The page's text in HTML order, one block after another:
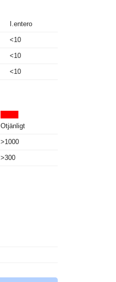
I.entero
<10
<10
<10
Otjänligt
>1000
>300